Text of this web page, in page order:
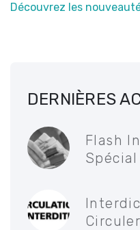
Découvrez les
DERNIÈRES
Flash
Spécial